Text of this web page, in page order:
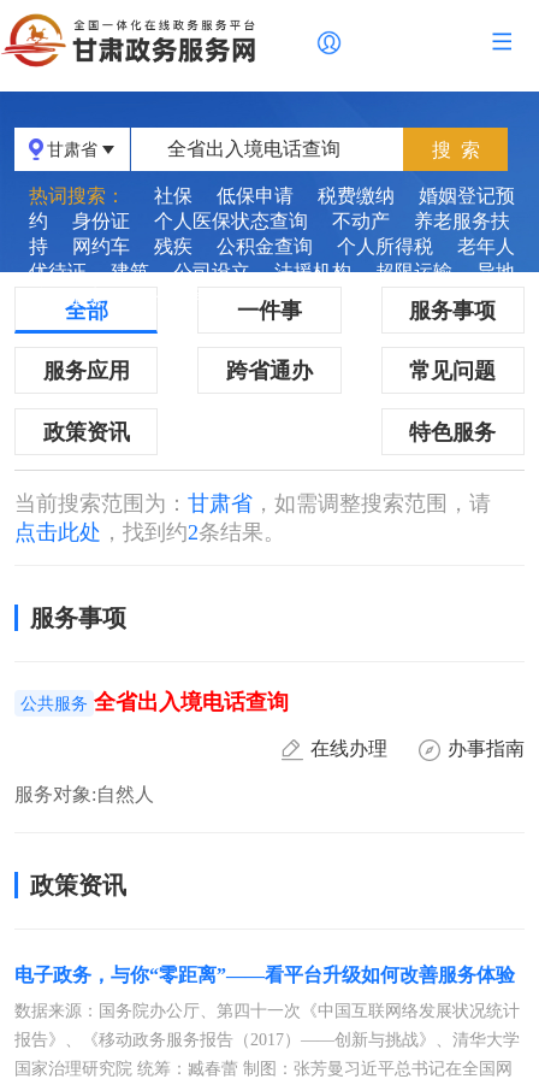
甘肃省
热词搜索： 社保 低保申请 税费缴纳
婚姻登记预
约
身份证 个人医保状态查询 不动产
养老服务扶
持
网约车 残疾 公积金查询 个人所得税
老年人
优待证
建筑 公司设立 法援机构 超限运输
异地
就医备案
全部 一件事 服务事项
服务应用 跨省通办 常见问题
政策资讯 特色服务
当前搜索范围为： 甘肃省，如需调整搜索范围，请
点击此处 ，找到约2条结果。
服务事项
公共服务 全省出 入境电话查询
在线办理 办事指南
服务对象:自然人
政策资讯
电子政务，与你“零距离”——看平台升级如何改善服务体验
数据来源：国务院办公厅、第四十一次《中国互联网络发展状况统计
报告》、《移动政务服务报告（2017）——创新与挑战》、清华大学
国家治理研究院 统筹：臧春蕾 制图：张芳曼习近平总书记在全国网